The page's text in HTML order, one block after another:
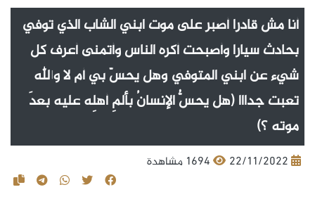
أنا مش قادرا أصبر على موت ابني الشاب الذي توفي
بحادث سيارا وأصبحت أكره الناس وأتمنى أعرف كل
شيء عن ابني المتوفي وهل يحسّ بي أم لا والله
تعبت جدااا (هل يحسُّ الإنسانُ بألمِ أهلِه عليه بعدَ
موته ؟)
22/11/2022 1694 مشاهدة